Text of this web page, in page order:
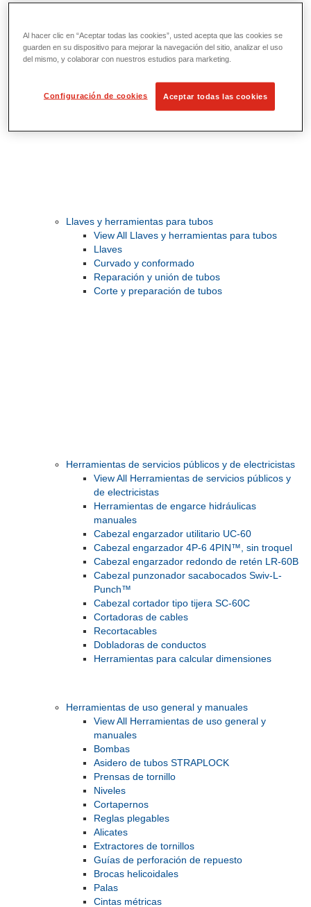
Roscado
Doblado y corte de agujeros
Prensas y soportes de tornillo para tubos
Corte y fabricación de tubos
Llaves y herramientas para tubos
View All Llaves y herramientas para tubos
Llaves
Curvado y conformado
Reparación y unión de tubos
Corte y preparación de tubos
Herramientas de servicios públicos y de electricistas
View All Herramientas de servicios públicos y
de electricistas
Herramientas de engarce hidráulicas
manuales
Cabezal engarzador utilitario UC-60
Cabezal engarzador 4P-6 4PIN™, sin troquel
Cabezal engarzador redondo de retén LR-60B
Cabezal punzonador sacabocados Swiv-L-
Punch™
Cabezal cortador tipo tijera SC-60C
Cortadoras de cables
Recortacables
Dobladoras de conductos
Herramientas para calcular dimensiones
Herramientas de uso general y manuales
View All Herramientas de uso general y
manuales
Bombas
Asidero de tubos STRAPLOCK
Prensas de tornillo
Niveles
Cortapernos
Reglas plegables
Alicates
Extractores de tornillos
Guías de perforación de repuesto
Brocas helicoidales
Palas
Cintas métricas
Al hacer clic en “Aceptar todas las cookies”, usted acepta que las cookies se
guarden en su dispositivo para mejorar la navegación del sitio, analizar el uso
del mismo, y colaborar con nuestros estudios para marketing.
Configuración de cookies Aceptar todas las cookies